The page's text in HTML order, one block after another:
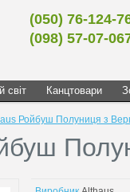
(050) 76-124-
(098) 57-07-
світ Канцтовари
Ройбуш Полуниця з